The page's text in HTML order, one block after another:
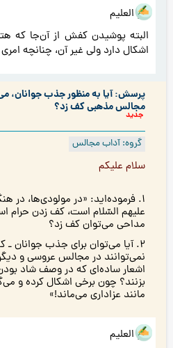
هو العلیم
البته پوشیدن کفش از آن‌جا
اشکال دارد ولی غیر آن، چنانچه
پرسش: آیا به منظور جذب جوانان،
مجالس مذهبی کف زد؟
جدید
گروه: آداب مجالس
سلام عليكم
١. فرموده‌ايد: «در مولودی‌ها، در
عليهم السّلام است، كف زدن حرام
مداحى می‌توان کف زد؟
2. آيا می‌توان براى جذب
نمی‌توانند در مجالس عروسى و
اشعار ساده‌اى که در وصف شاد
بزنند؟ چون برخی اشکال کرده و
مانند عزادارى می‌ماند!»
هو العلیم